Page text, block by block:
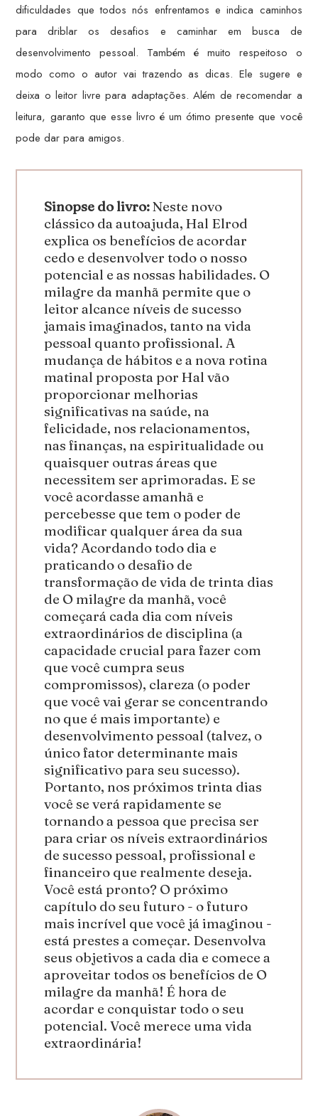
dificuldades que todos nós enfrentamos e indica caminhos
para driblar os desafios e caminhar em busca de
desenvolvimento pessoal. Também é muito respeitoso o
modo como o autor vai trazendo as dicas. Ele sugere e
deixa o leitor livre para adaptações. Além de recomendar a
leitura, garanto que esse livro é um ótimo presente que você
pode dar para amigos.
Sinopse do livro:Neste novo
clássico da autoajuda, Hal Elrod
explica os benefícios de acordar
cedo e desenvolver todo o nosso
potencial e as nossas habilidades. O
milagre da manhã permite que o
leitor alcance níveis de sucesso
jamais imaginados, tanto na vida
pessoal quanto profissional. A
mudança de hábitos e a nova rotina
matinal proposta por Hal vão
proporcionar melhorias
significativas na saúde, na
felicidade, nos relacionamentos,
nas finanças, na espiritualidade ou
quaisquer outras áreas que
necessitem ser aprimoradas. E se
você acordasse amanhã e
percebesse que tem o poder de
modificar qualquer área da sua
vida? Acordando todo dia e
praticando o desafio de
transformação de vida de trinta dias
de O milagre da manhã, você
começará cada dia com níveis
extraordinários de disciplina (a
capacidade crucial para fazer com
que você cumpra seus
compromissos), clareza (o poder
que você vai gerar se concentrando
no que é mais importante) e
desenvolvimento pessoal (talvez, o
único fator determinante mais
significativo para seu sucesso).
Portanto, nos próximos trinta dias
você se verá rapidamente se
tornando a pessoa que precisa ser
para criar os níveis extraordinários
de sucesso pessoal, profissional e
financeiro que realmente deseja.
Você está pronto? O próximo
capítulo do seu futuro - o futuro
mais incrível que você já imaginou -
está prestes a começar. Desenvolva
seus objetivos a cada dia e comece a
aproveitar todos os benefícios de O
milagre da manhã! É hora de
acordar e conquistar todo o seu
potencial. Você merece uma vida
extraordinária!